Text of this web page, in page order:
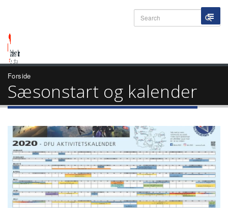
Forside
Sæsonstart og kalender